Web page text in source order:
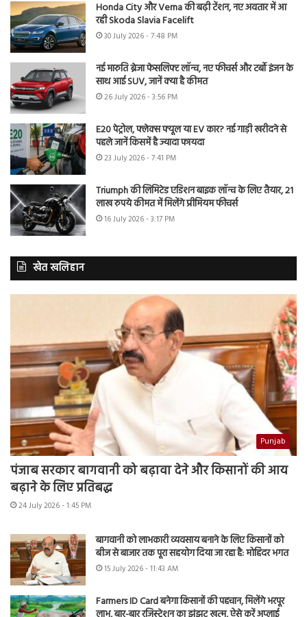
Honda City और Verna की बढ़ी टेंशन, नए अवतार में आ
रही Skoda Slavia Facelift
30 July 2026 - 7:48 PM
नई मारुति ब्रेजा फेसलिफ्ट लॉन्च, नए फीचर्स और टर्बो इंजन के
साथ आई SUV, जानें क्या है कीमत
26 July 2026 - 3:56 PM
E20 पेट्रोल, फ्लेक्स फ्यूल या EV कार? नई गाड़ी खरीदने से
पहले जानें किसमें है ज्यादा फायदा
23 July 2026 - 7:41 PM
Triumph की लिमिटेड एडिशन बाइक लॉन्च के लिए तैयार, 21
लाख रुपये कीमत में मिलेंगे प्रीमियम फीचर्स
16 July 2026 - 3:17 PM
खेत खलिहान
Punjab
पंजाब सरकार बागवानी को बढ़ावा देने और किसानों की आय
बढ़ाने के लिए प्रतिबद्ध
24 July 2026 - 1:45 PM
बागवानी को लाभकारी व्यवसाय बनाने के लिए किसानों को
बीज से बाजार तक पूरा सहयोग दिया जा रहा है: मोहिंदर भगत
15 July 2026 - 11:43 AM
Farmers ID Card बनेगा किसानों की पहचान, मिलेंगे भरपूर